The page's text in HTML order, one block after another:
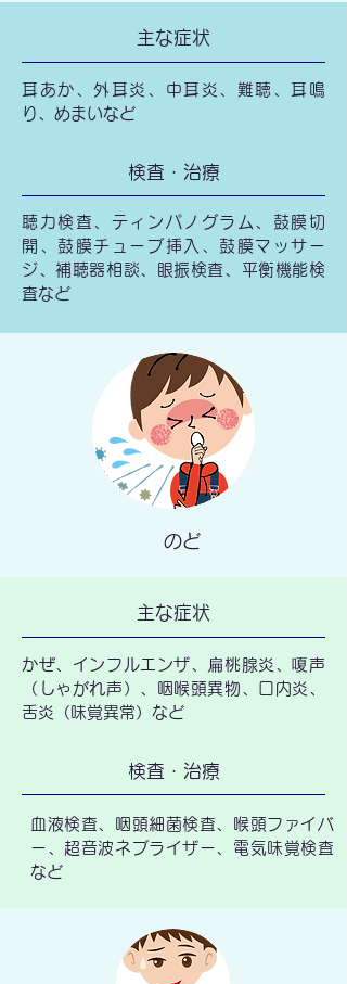
主な症状
耳あか、外耳炎、中耳炎、難聴、耳鳴
り、めまいなど
検査・治療
聴力検査、ティンパノグラム、鼓膜切
開、鼓膜チューブ挿入、鼓膜マッサー
ジ、補聴器相談、眼振検査、平衡機能検
査など
のど
主な症状
かぜ、インフルエンザ、扁桃腺炎、嗄声
（しゃがれ声）、咽喉頭異物、口内炎、
舌炎（味覚異常）など
検査・治療
血液検査、咽頭細菌検査、喉頭ファイバ
ー、超音波ネブライザー、電気味覚検査
など